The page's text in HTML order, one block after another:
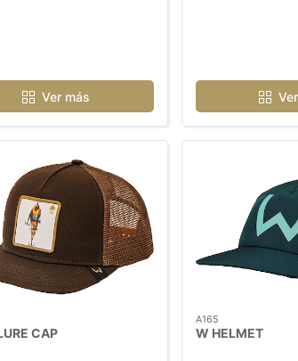
Ver más
CAP
A165
W HELMET